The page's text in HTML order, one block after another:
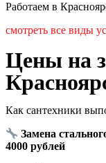
Работаем в
смотреть все виды
Цены на
Как сантехники
Замена
4000 рублей